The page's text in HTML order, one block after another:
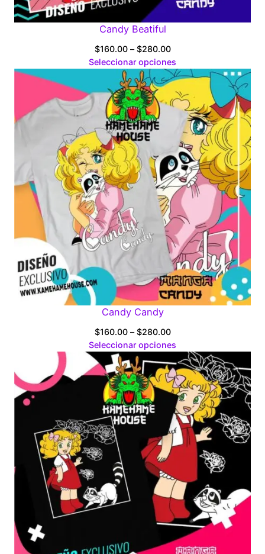
Candy Beatiful
$160.00 – $280.00Price
range:
$160.00
$280.00
Seleccionar opciones
Candy Candy
$160.00 – $280.00Price
range:
$160.00
through
$280.00
Seleccionar opciones